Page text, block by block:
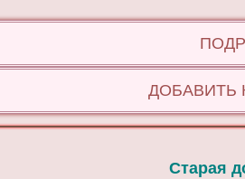
ДОБАВИТЬ
Старая